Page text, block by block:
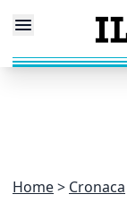
Home Cronaca